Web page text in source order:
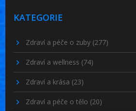
KATEGORIE
Zdraví a péče o zuby (277)
Zdraví a wellness (74)
Zdraví a krása (23)
Zdraví a péče o tělo (20)